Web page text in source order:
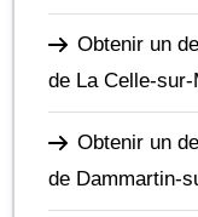
Obtenir un
de La Celle-sur-
Obtenir un
de Dammartin-